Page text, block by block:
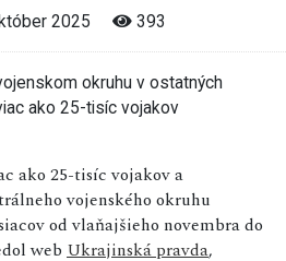
2025 393
ako 25-tisíc vojakov a
vojenského okruhu
od vlaňajšieho novembra do
web Ukrajinská pravda,